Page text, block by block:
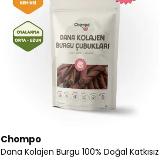
Chompo
Dana Kolajen Burgu 100% Doğal Katkısız